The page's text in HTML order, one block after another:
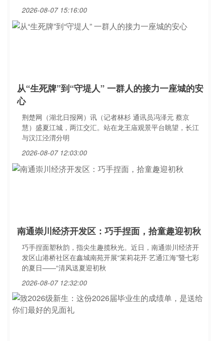
2026-08-07 15:16:00
从“生死牌”到“守堤人” 一群人的接力一座城的安
心
荆楚网（湖北日报网）讯（记者林杉 通讯员冯泽元 蔡京
慧）盛夏江城，两江交汇。站在龙王庙观景平台眺望，长江
与汉江泾渭分明
2026-08-07 12:03:00
南通崇川经济开发区：巧手捏面，拾童趣迎初秋
巧手捏面塑秋韵，指尖生趣揽秋光。近日，南通崇川经济开
发区山港桥社区在鑫城南苑开展“茉莉花开·艺通江海”暨七彩
的夏日——“清风送夏迎初秋
2026-08-07 12:32:00